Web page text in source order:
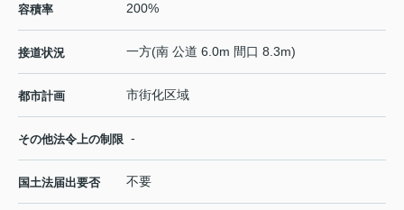
容積率 200%
接道状況 一方(南 公道 6.0m 間口 8.3m)
都市計画 市街化区域
その他法令上の制限 -
国土法届出要否 不要